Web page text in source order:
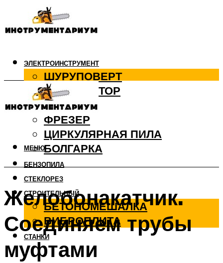
ЭЛЕКТРОИНСТРУМЕНТ
ШУРУПОВЕРТ
ПЕРФОРАТОР
ДРЕЛЬ
ФРЕЗЕР
ЦИРКУЛЯРНАЯ ПИЛА
БОЛГАРКА
БЕНЗОПИЛА
СТЕКЛОРЕЗ
СТРОИТЕЛЬНЫЙ
БЕТОНОМЕШАЛКА
ВИБРОПЛИТА
СТАНКИ
МЕНЮ
Желобонакатчик.
Соединяем трубы
муфтами